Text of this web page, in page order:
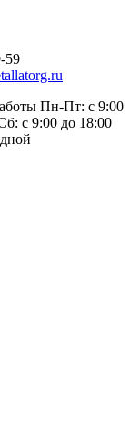
59
Пн-Пт: с 9:00
с 9:00 до 18:00